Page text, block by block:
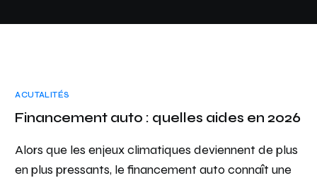
ACUTALITÉS
Financement auto : quelles aides en 2026
Alors que les enjeux climatiques deviennent de plus
en plus pressants, le financement auto connaît une